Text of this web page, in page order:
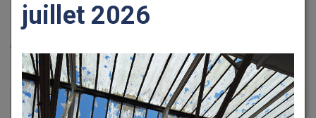
Localisation
RAMBERT
+
juillet 2026